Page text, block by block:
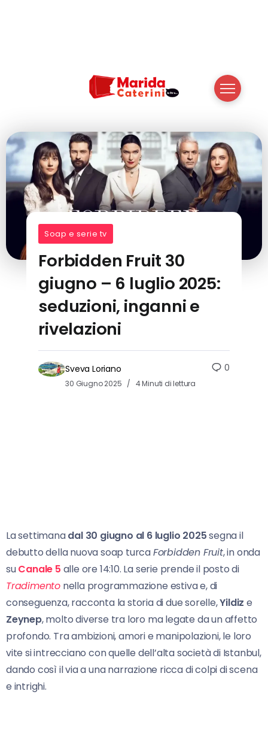
Soap e serie tv
Forbidden Fruit 30
giugno – 6 luglio 2025:
seduzioni, inganni e
rivelazioni
Sveva Loriano
30 Giugno 2025 4 Minuti di lettura
0
La settimanadal 30 giugno al 6 luglio 2025segna il
debutto della nuova soap turcaForbidden Fruit, in onda
suCanale 5 alle ore 14:10. La serie prende il posto di
Tradimento nella programmazione estiva e, di
conseguenza, racconta la storia di due sorelle,Yildiz e
Zeynep, molto diverse tra loro ma legate da un affetto
profondo. Tra ambizioni, amori e manipolazioni, le loro
vite si intrecciano con quelle dell’alta società di Istanbul,
dando così il via a una narrazione ricca di colpi di scena
e intrighi.